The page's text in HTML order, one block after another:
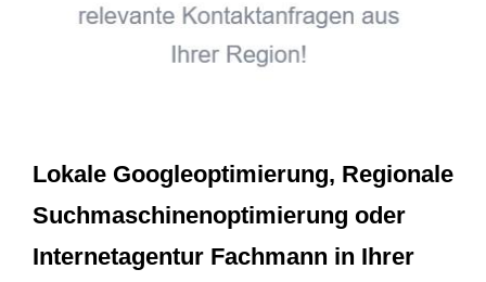
Lokale Googleoptimierung, Regionale
Suchmaschinenoptimierung oder
Internetagentur Fachmann in Ihrer